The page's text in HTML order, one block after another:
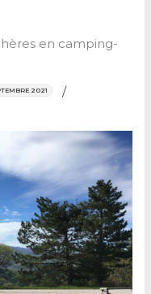
en camping-
2021 /